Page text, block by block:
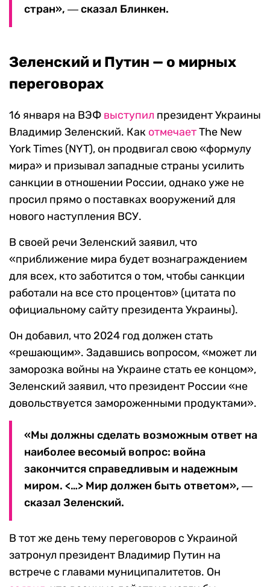
стран», ― сказал Блинкен.
Зеленский и Путин — о мирных
переговорах
16 января на ВЭФ выступил президент Украины
Владимир Зеленский. Как отмечаетThe New
York Times (NYT), он продвигал свою «формулу
мира» и призывал западные страны усилить
санкции в отношении России, однако уже не
просил прямо о поставках вооружений для
нового наступления ВСУ.
В своей речи Зеленский заявил, что
«приближение мира будет вознаграждением
для всех, кто заботится о том, чтобы санкции
работали на все сто процентов» (цитата по
официальному сайту президента Украины).
Он добавил, что 2024 год должен стать
«решающим». Задавшись вопросом, «может ли
заморозка войны на Украине стать ее концом»,
Зеленский заявил, что президент России «не
довольствуется замороженными продуктами».
«Мы должны сделать возможным ответ на
наиболее весомый вопрос: война
закончится справедливым и надежным
миром. <…> Мир должен быть ответом», ―
сказал Зеленский.
В тот же день тему переговоров с Украиной
затронул президент Владимир Путин на
встрече с главами муниципалитетов. Он